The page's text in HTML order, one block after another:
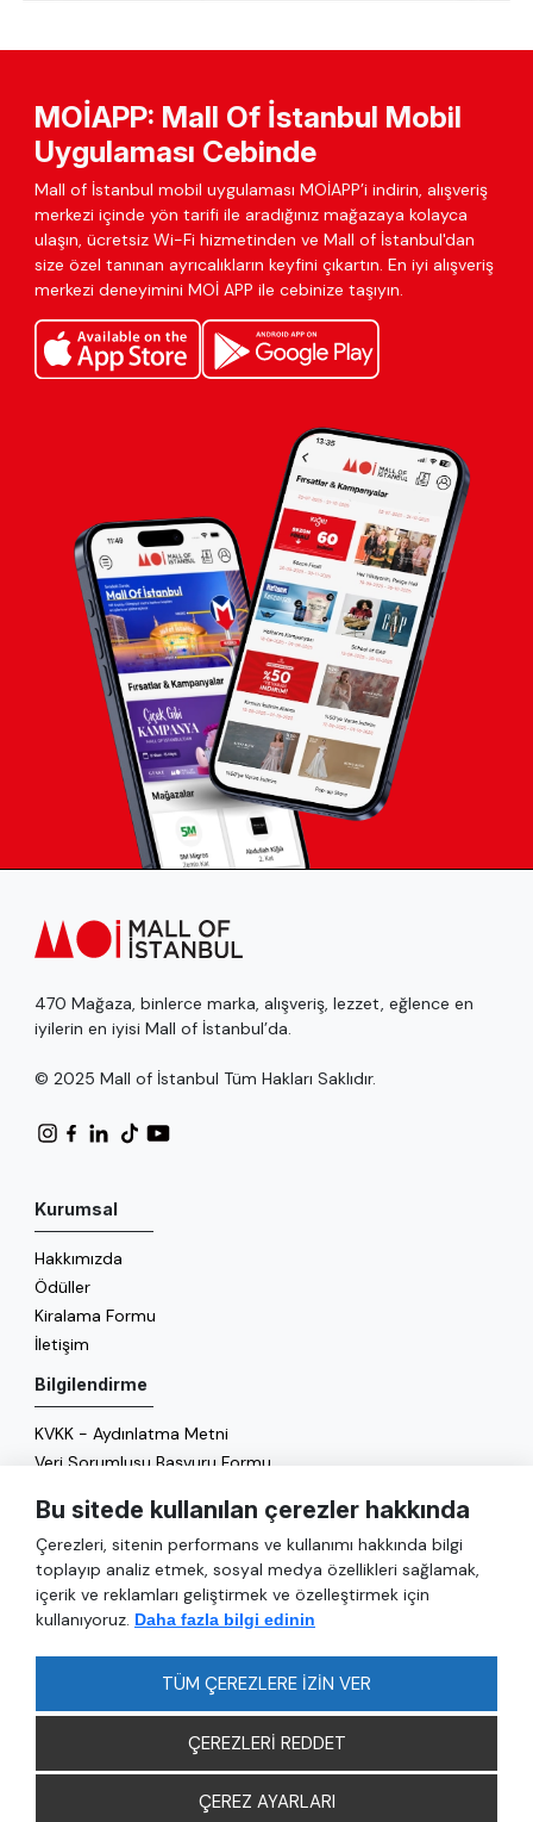
MOİAPP: Mall Of İstanbul Mobil
Uygulaması Cebinde
Mall of İstanbul mobil uygulaması MOİAPP’i indirin, alışveriş
merkezi içinde yön tarifi ile aradığınız mağazaya kolayca
ulaşın, ücretsiz Wi-Fi hizmetinden ve Mall of İstanbul'dan
size özel tanınan ayrıcalıkların keyfini çıkartın. En iyi alışveriş
merkezi deneyimini MOİ APP ile cebinize taşıyın.
470 Mağaza, binlerce marka, alışveriş, lezzet, eğlence en
iyilerin en iyisi Mall of İstanbul’da.
© 2025 Mall of İstanbul Tüm Hakları Saklıdır.
Kurumsal
Hakkımızda
Ödüller
Kiralama Formu
İletişim
Bilgilendirme
KVKK - Aydınlatma Metni
Veri Sorumlusu Başvuru Formu
Enerji Politikası
Genel
Hizmetler
Bu sitede kullanılan çerezler hakkında
Çerezleri, sitenin performans ve kullanımı hakkında bilgi
toplayıp analiz etmek, sosyal medya özellikleri sağlamak,
içerik ve reklamları geliştirmek ve özelleştirmek için
kullanıyoruz. Daha fazla bilgi edinin
TÜM ÇEREZLERE İZİN VER
ÇEREZLERİ REDDET
ÇEREZ AYARLARI